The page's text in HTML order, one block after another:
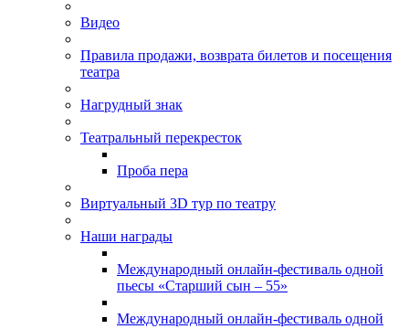
Видео
Правила продажи, возврата билетов и посещения
театра
Нагрудный знак
Театральный перекресток
Проба пера
Виртуальный 3D тур по театру
Наши награды
Международный онлайн-фестиваль одной
пьесы «Старший сын – 55»
Международный онлайн-фестиваль одной